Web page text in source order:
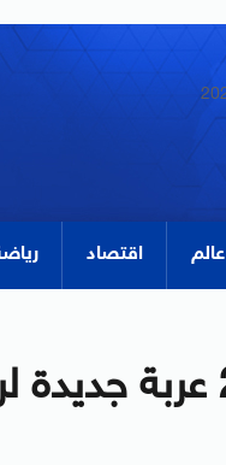
عالم اقتصاد
بالصور.. وصول 22